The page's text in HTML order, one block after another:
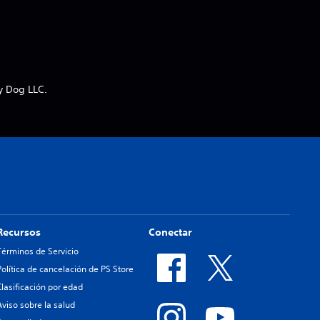
LLC.
de Servicio
de cancelación de PS Store
por edad
sobre la salud
Conectar